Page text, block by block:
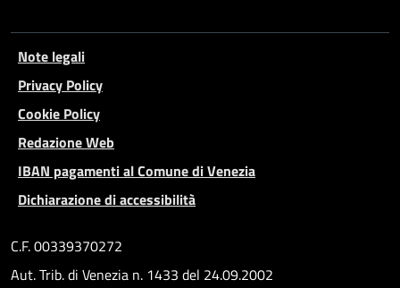
Note legali
Privacy Policy
Cookie Policy
Redazione Web
IBAN pagamenti al Comune di Venezia
Dichiarazione di accessibilità
C.F. 00339370272
Aut. Trib. di Venezia n. 1433 del 24.09.2002